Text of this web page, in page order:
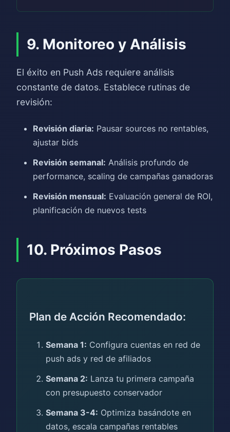
9. Monitoreo y Análisis
El éxito en Push Ads requiere análisis
constante de datos. Establece rutinas de
revisión:
Revisión diaria: Pausar sources no rentables,
ajustar bids
Revisión semanal: Análisis profundo de
performance, scaling de campañas ganadoras
Revisión mensual: Evaluación general de ROI,
planificación de nuevos tests
10. Próximos Pasos
Plan de Acción Recomendado:
Semana 1: Configura cuentas en red de
push ads y red de afiliados
Semana 2: Lanza tu primera campaña
con presupuesto conservador
Semana 3-4: Optimiza basándote en
datos, escala campañas rentables